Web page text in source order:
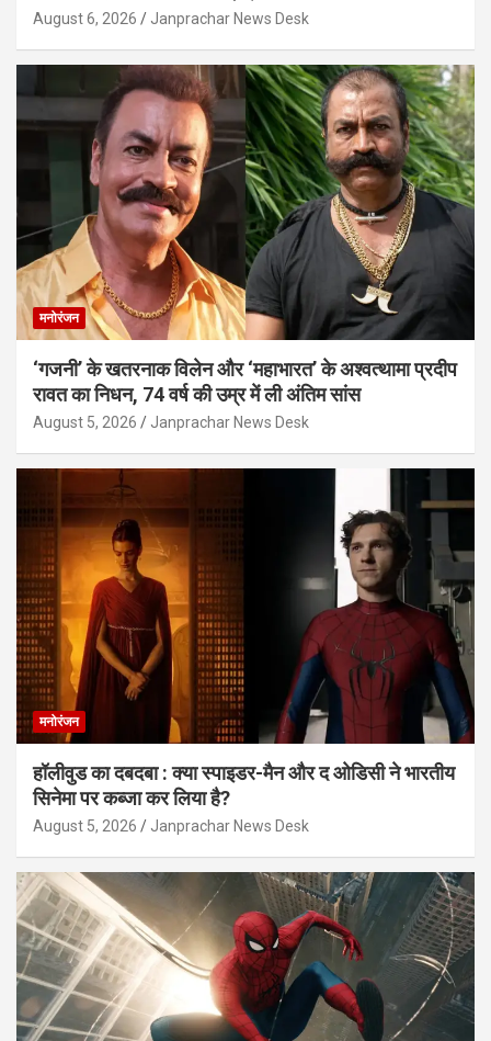
August 6, 2026 Janprachar News Desk
मनोरंजन
‘गजनी’ के खतरनाक विलेन और ‘महाभारत’ के अश्वत्थामा प्रदीप
रावत का निधन, 74 वर्ष की उम्र में ली अंतिम सांस
August 5, 2026 Janprachar News Desk
मनोरंजन
हॉलीवुड का दबदबा : क्या स्पाइडर-मैन और द ओडिसी ने भारतीय
सिनेमा पर कब्जा कर लिया है?
August 5, 2026 Janprachar News Desk